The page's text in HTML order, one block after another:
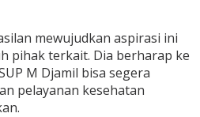
mewujudkan aspirasi ini
pihak terkait. Dia berharap ke
M Djamil bisa segera
pelayanan kesehatan